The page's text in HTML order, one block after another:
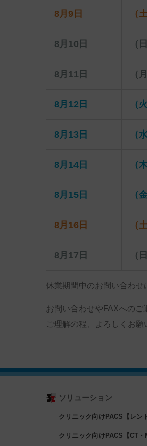
8月9日 （
8月10日 （
8月11日 （
8月12日 （
8月13日 （
8月14日 （
8月15日 （
8月16日 （
8月17日 （
休業期間中のお問い合わせ
お問い合わせやFAXへのご
ご理解の程、よろしくお願
ソリューション
クリニック向けPACS【レン
クリニック向けPACS【CT・